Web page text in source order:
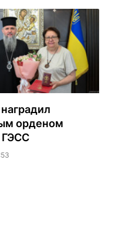
орденом
ГЭСС